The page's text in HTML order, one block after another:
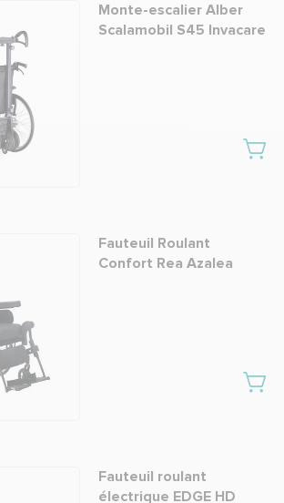
Monte-escalier Alber
Scalamobil S45 Invacare
Fauteuil Roulant
Confort Rea Azalea
Fauteuil roulant
électrique EDGE HD